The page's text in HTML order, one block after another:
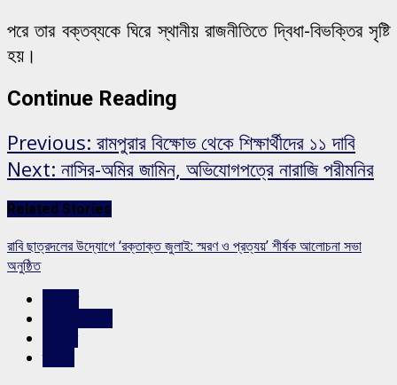
পরে তার বক্তব্যকে ঘিরে স্থানীয় রাজনীতিতে দ্বিধা-বিভক্তির সৃষ্টি
হয়।
Continue Reading
Previous: রামপুরার বিক্ষোভ থেকে শিক্ষার্থীদের ১১ দাবি
Next: নাসির-অমির জামিন, অভিযোগপত্রে নারাজি পরীমনির
Related Stories
রাবি ছাত্রদলের উদ্যোগে ‘রক্তাক্ত জুলাই: স্মরণ ও প্রত্যয়’ শীর্ষক আলোচনা সভা
অনুষ্ঠিত